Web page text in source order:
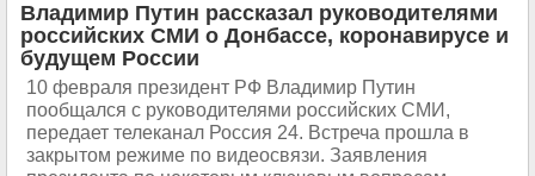
Владимир Путин рассказал руководителями
российских СМИ о Донбассе, коронавирусе и
будущем России
10 февраля президент РФ Владимир Путин
пообщался с руководителями российских СМИ,
передает телеканал Россия 24. Встреча прошла в
закрытом режиме по видеосвязи. Заявления